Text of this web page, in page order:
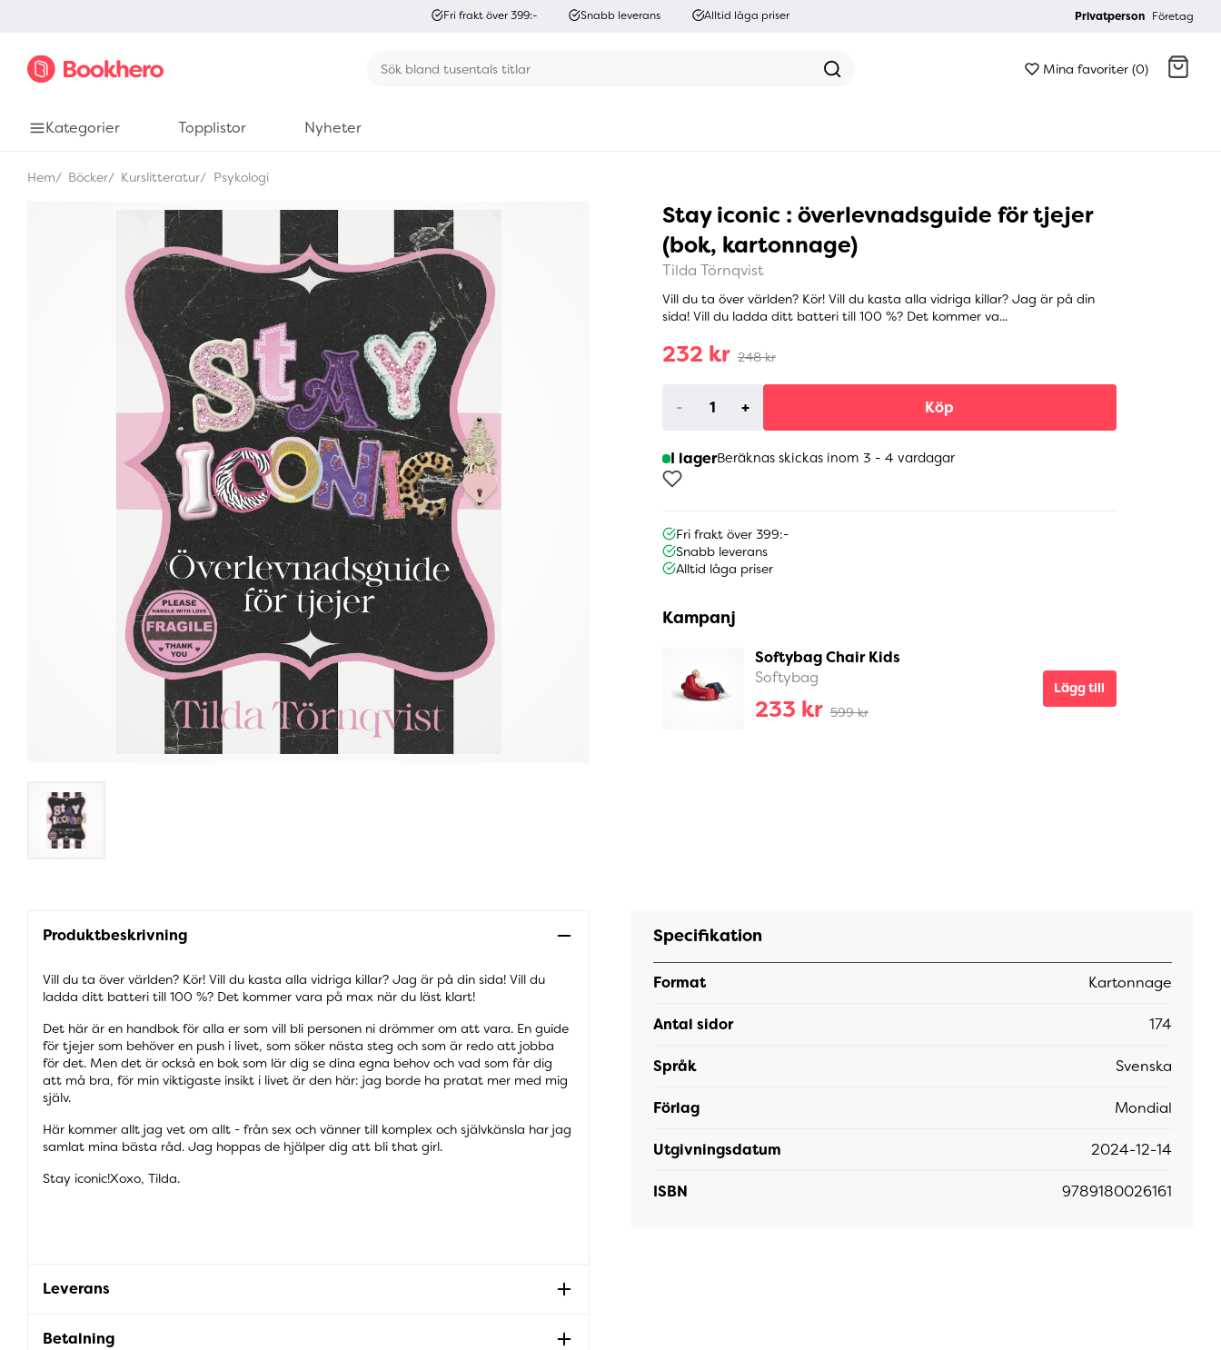
Fri frakt över 399:- Snabb leverans Alltid låga priser Privatperson Företag
Mina favoriter (0)
Kategorier Topplistor Nyheter
Hem Böcker Kurslitteratur Psykologi
Stay iconic : överlevnadsguide för tjejer
(bok, kartonnage)
Tilda Törnqvist
Vill du ta över världen? Kör! Vill du kasta alla vidriga killar? Jag är på din
sida! Vill du ladda ditt batteri till 100 %? Det kommer va...
232 kr 248 kr
- + Köp
I lagerBeräknas skickas inom 3 - 4 vardagar
Fri frakt över 399:-
Snabb leverans
Alltid låga priser
Kampanj
Softybag Chair Kids
Softybag
233 kr 599 kr
Lägg till
Produktbeskrivning
Vill du ta över världen? Kör! Vill du kasta alla vidriga killar? Jag är på din sida! Vill du
ladda ditt batteri till 100 %? Det kommer vara på max när du läst klart!
Det här är en handbok för alla er som vill bli personen ni drömmer om att vara. En guide
för tjejer som behöver en push i livet, som söker nästa steg och som är redo att jobba
för det. Men det är också en bok som lär dig se dina egna behov och vad som får dig
att må bra, för min viktigaste insikt i livet är den här: jag borde ha pratat mer med mig
själv.
Här kommer allt jag vet om allt - från sex och vänner till komplex och självkänsla har jag
samlat mina bästa råd. Jag hoppas de hjälper dig att bli that girl.
Stay iconic!Xoxo, Tilda.
Leverans
Betalning
Specifikation
Format Kartonnage
Antal sidor 174
Språk Svenska
Förlag Mondial
Utgivningsdatum 2024-12-14
ISBN 9789180026161